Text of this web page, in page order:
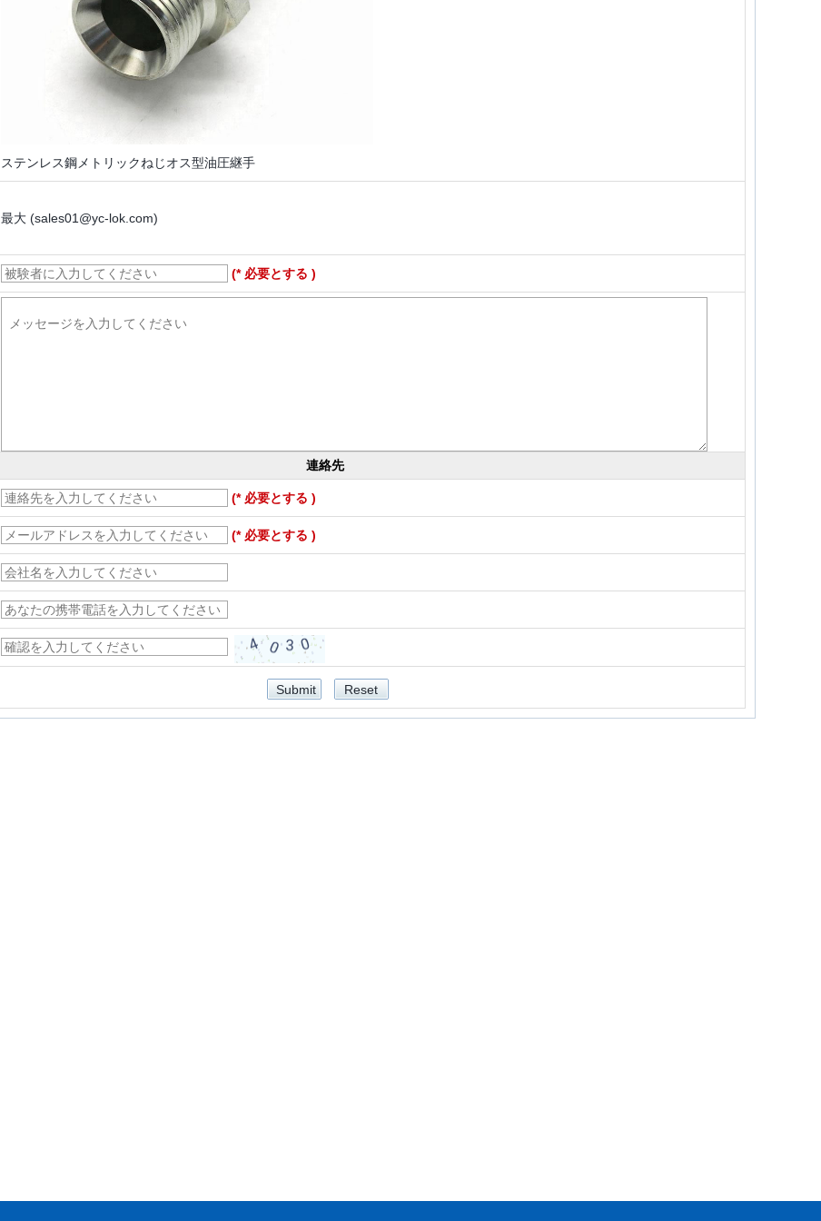
ステンレス鋼メトリックねじオス型油圧継手
最大 (sales01@yc-lok.com)
(* 必要とする )
連絡先
(* 必要とする )
(* 必要とする )